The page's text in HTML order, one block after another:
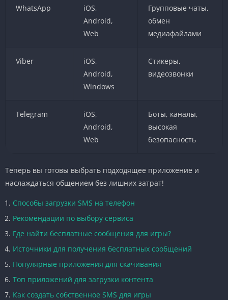
WhatsApp
iOS,
Android,
Web
Групповые чаты,
обмен
медиафайлами
Viber
iOS,
Android,
Windows
Стикеры,
видеозвонки
Telegram
iOS,
Android,
Web
Боты, каналы,
высокая
безопасность
Теперь вы готовы выбрать подходящее приложение и
наслаждаться общением без лишних затрат!
Способы загрузки SMS на телефон
Рекомендации по выбору сервиса
Где найти бесплатные сообщения для игры?
Источники для получения бесплатных сообщений
Популярные приложения для скачивания
Топ приложений для загрузки контента
Как создать собственное SMS для игры